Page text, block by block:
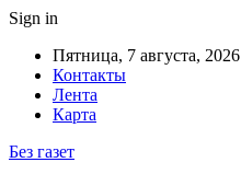
Sign in
Пятница, 7 августа, 2026
Контакты
Лента
Карта
Без газет